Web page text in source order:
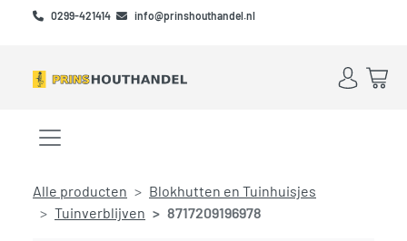
Skip to main content
Skip to footer
0299-421414 info@prinshouthandel.nl
Account
Menu openen/sluiten
Alle producten
Blokhutten en Tuinhuisjes
Tuinverblijven
8717209196978